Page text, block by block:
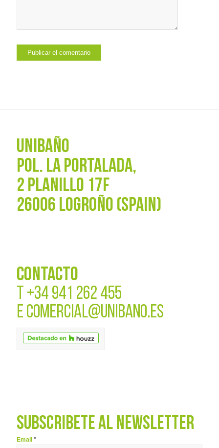
UNIBAÑO
POL. La Portalada,
2 PLANILLO 17F
26006 LOGROÑO (SPAIN)
CONTACTO
T +34 941 262 455
E COMERCIAL@UNIBANO.ES
SUBSCRÍBETE AL NEWSLETTER
Email*